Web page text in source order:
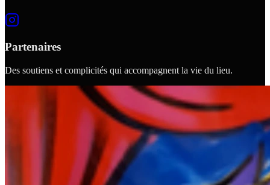
Partenaires
Des soutiens et complicités qui accompagnent la vie du lieu.